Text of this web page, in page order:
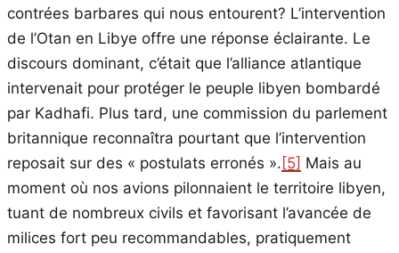
contrées barbares qui nous entourent? L’intervention
de l’Otan en Libye offre une réponse éclairante. Le
discours dominant, c’était que l’alliance atlantique
intervenait pour protéger le peuple libyen bombardé
par Kadhafi. Plus tard, une commission du parlement
britannique reconnaîtra pourtant que l’intervention
reposait sur des « postulats erronés ». [5] Mais au
moment où nos avions pilonnaient le territoire libyen,
tuant de nombreux civils et favorisant l’avancée de
milices fort peu recommandables, pratiquement